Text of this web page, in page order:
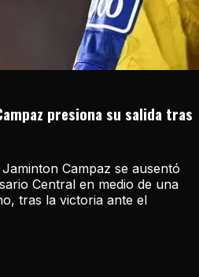
presiona su salida tras
Campaz se ausentó
Central en medio de una
tras la victoria ante el